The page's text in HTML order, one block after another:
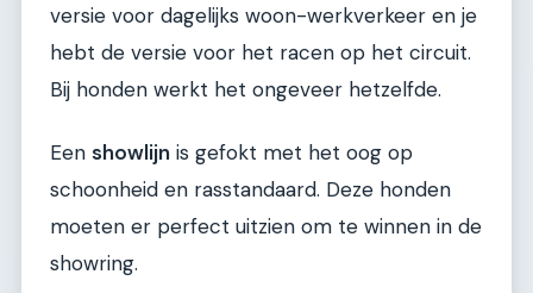
versie voor dagelijks woon-werkverkeer en je
hebt de versie voor het racen op het circuit.
Bij honden werkt het ongeveer hetzelfde.
Een showlijn is gefokt met het oog op
schoonheid en rasstandaard. Deze honden
moeten er perfect uitzien om te winnen in de
showring.